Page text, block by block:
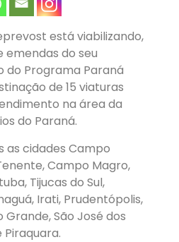
está viabilizando,
do seu
do Programa Paraná
de 15 viaturas
na área da
do Paraná.
as cidades Campo
Campo Magro,
Tijucas do Sul,
Irati, Prudentópolis,
Grande, São José dos
Piraquara.